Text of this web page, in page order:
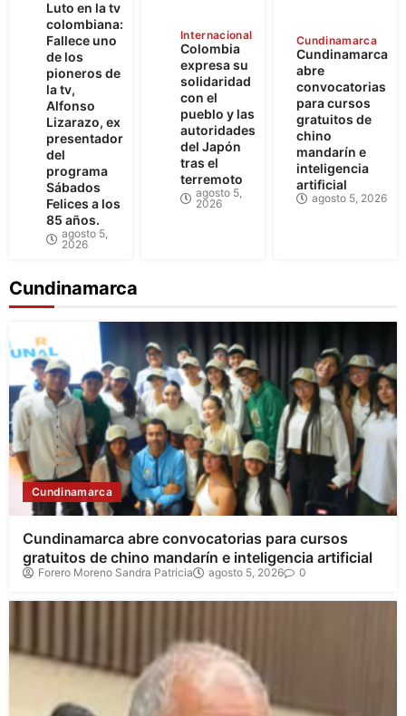
Luto en la tv
colombiana:
Fallece uno
de los
pioneros de
la tv,
Alfonso
Lizarazo, ex
presentador
del
programa
Sábados
Felices a los
85 años.
agosto 5,
2026
Internacional
Colombia
expresa su
solidaridad
con el
pueblo y las
autoridades
del Japón
tras el
terremoto
agosto 5,
2026
Cundinamarca
Cundinamarca
abre
convocatorias
para cursos
gratuitos de
chino
mandarín e
inteligencia
artificial
agosto 5, 2026
Cundinamarca
Cundinamarca
Cundinamarca abre convocatorias para cursos
gratuitos de chino mandarín e inteligencia artificial
Forero Moreno Sandra Patricia agosto 5, 2026 0